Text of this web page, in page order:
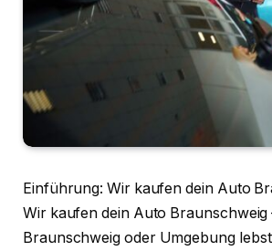
Einführung: Wir kaufen dein Auto
Wir kaufen dein Auto Braunschweig
Braunschweig oder Umgebung